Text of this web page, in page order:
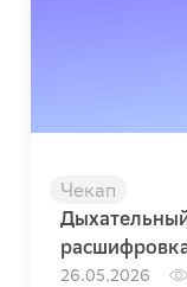
Чекап
26.05.2026